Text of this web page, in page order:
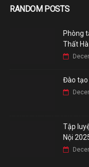
RANDOM POSTS
Phòng
Thất
Đào tạo
Tập
Nội